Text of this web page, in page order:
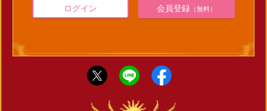
ログイン 会員登録（無料）